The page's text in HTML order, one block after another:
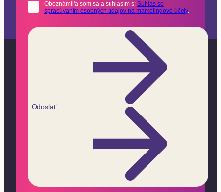
Oboznámil/a som sa a súhlasím s: Súhlas so
spracúvaním osobných údajov na marketingové účely.
Odoslať